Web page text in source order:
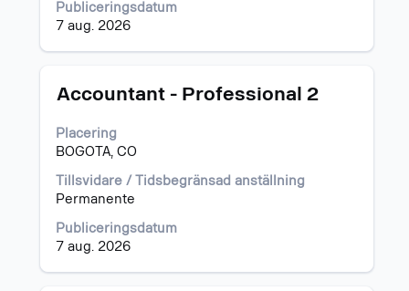
Använd
för
gå
igenom
att
jobbdetaljer.
Publiceringsdatum
7 aug. 2026
i
jobbeskrivningen.
Titel
Accountant - Professional 2
Placering
BOGOTA, CO
Tillsvidare / Tidsbegränsad anställning
Permanente
Publiceringsdatum
7 aug. 2026
Klicka
blankstegstangenten
för
visa
allt
i
jobbeskrivningen.